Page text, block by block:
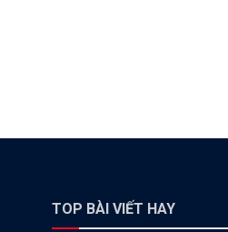
TOP BÀI VIẾT HAY